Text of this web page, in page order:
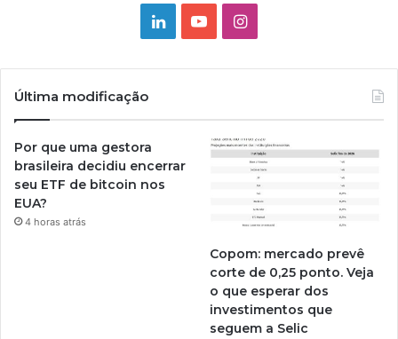
LinkedinYouTubeInstagram
Última modificação
Por que uma gestora
brasileira decidiu encerrar
seu ETF de bitcoin nos
EUA?
4 horas atrás
Copom: mercado prevê
corte de 0,25 ponto. Veja
o que esperar dos
investimentos que
seguem a Selic